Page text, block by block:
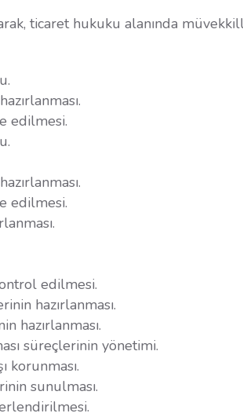
ticaret hukuku alanında
edilmesi.
edilmesi.
edilmesi.
hazırlanması.
hazırlanması.
süreçlerinin yönetimi.
korunması.
sunulması.